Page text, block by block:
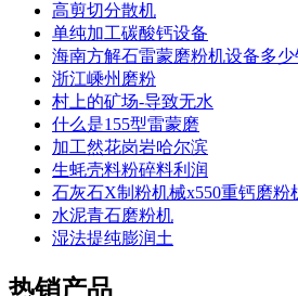
高剪切分散机
单纯加工碳酸钙设备
海南方解石雷蒙磨粉机设备多少
浙江嵊州磨粉
村上的矿场-导致无水
什么是155型雷蒙磨
加工然花岗岩哈尔滨
生蚝壳料粉碎料利润
石灰石X制粉机械x550重钙磨粉
水泥青石磨粉机
湿法提纯膨润土
热销产品